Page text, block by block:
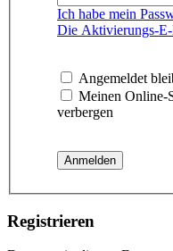
Ich habe mein
Die Aktivierungs-E-
Angemeldet
Meinen Online-
verbergen
Registrieren